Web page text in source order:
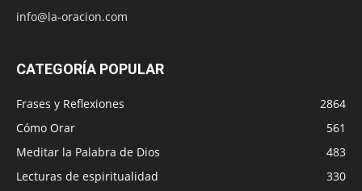
info@la-oracion.com
CATEGORÍA POPULAR
Frases y Reflexiones
2864
Cómo Orar
561
Meditar la Palabra de Dios
483
Lecturas de espiritualidad
330